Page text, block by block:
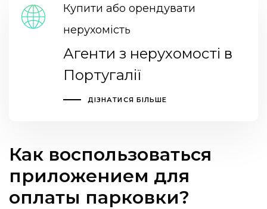
Купити або орендувати
нерухомість
Агенти з нерухомості в
Португалії
ДІЗНАТИСЯ БІЛЬШЕ
Как воспользоваться
приложением для
оплаты парковки?